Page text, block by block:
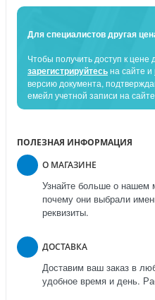
Для специалистов другая
Чтобы получить доступ к цене
зарегистрируйтесьна сайте и
версию документа,
емейл учетной записи на
ПОЛЕЗНАЯ ИНФОРМАЦИЯ
О МАГАЗИНЕ
Узнайте больше о нашем
почему они выбрали
реквизиты.
ДОСТАВКА
Доставим ваш заказ в
удобное время и день.